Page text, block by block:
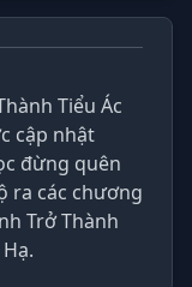
Tiểu Ác
cập nhật
đừng quên
ra các chương
Trở Thành